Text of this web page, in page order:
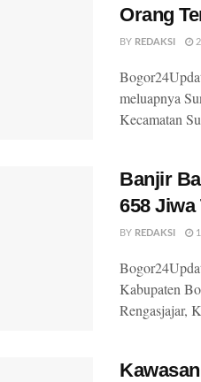
Orang
BY REDAKSI
meluapnya
Kecamatan
Banjir
658
BY REDAKSI
Kabupaten
Rengasjajar,